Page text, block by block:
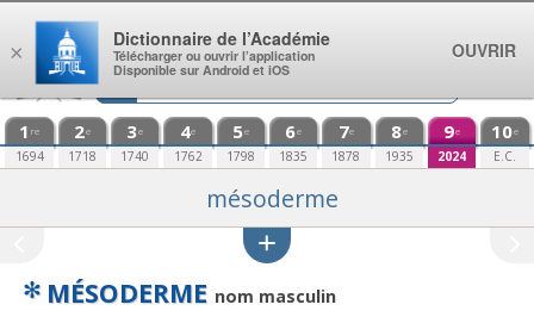
Aller au contenu
1 re
1694
2e
1718
3e
1740
4e
1762
5e
1798
6e
1835
7e
1878
8e
1935
9e
2024
10e
E.C.
mésoderme
✻ MÉSODERME nom masculin
×
Dictionnaire de l’Académie
Télécharger ou ouvrir l’application
Disponible sur Android et iOS
OUVRIR